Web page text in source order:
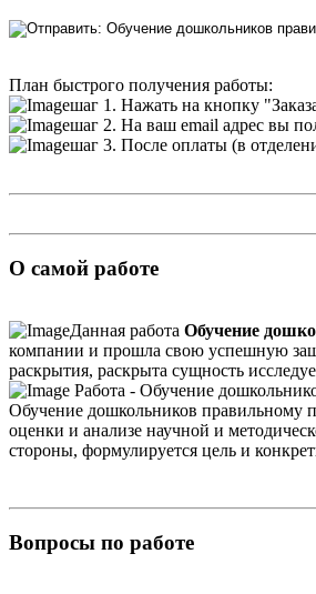
План быстрого получения работы:
шаг 1. Нажать на кнопку
шаг 2. На ваш email адрес вы
шаг 3. После оплаты (в
О самой работе
Данная работа Обучение
компании и прошла свою успешную
раскрытия, раскрыта сущность
Работа - Обучение
Обучение дошкольников правильному
оценки и анализе научной и
стороны, формулируется цель и
Вопросы по работе